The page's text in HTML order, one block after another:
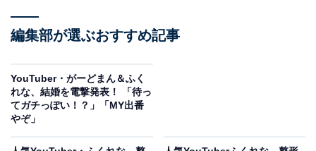
編集部が選ぶおすすめ記事
YouTuber・がーどまん＆ふく
れな、結婚を電撃発表！ 「待っ
てガチっぽい！？」「MY出番
やぞ」